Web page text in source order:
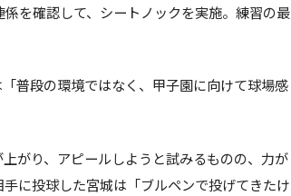
を確認して、シートノックを実施。練習の最
普段の環境ではなく、甲子園に向けて球場感
がり、アピールしようと試みるものの、力が
に投球した宮城は「ブルペンで投げてきたけ